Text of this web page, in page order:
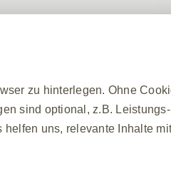
zu hinterlegen. Ohne
sind optional, z.B. Leistungs-
uns, relevante Inhalte